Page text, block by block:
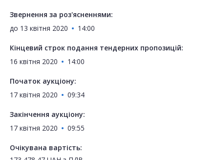
Звернення за роз'ясненнями:
до 13 квітня 2020 14:00
Кінцевий строк подання тендерних пропозицій:
16 квітня 2020
14:00
Початок аукціону:
17 квітня 2020
09:34
Закінчення аукціону:
17 квітня 2020
09:55
Очікувана вартість: